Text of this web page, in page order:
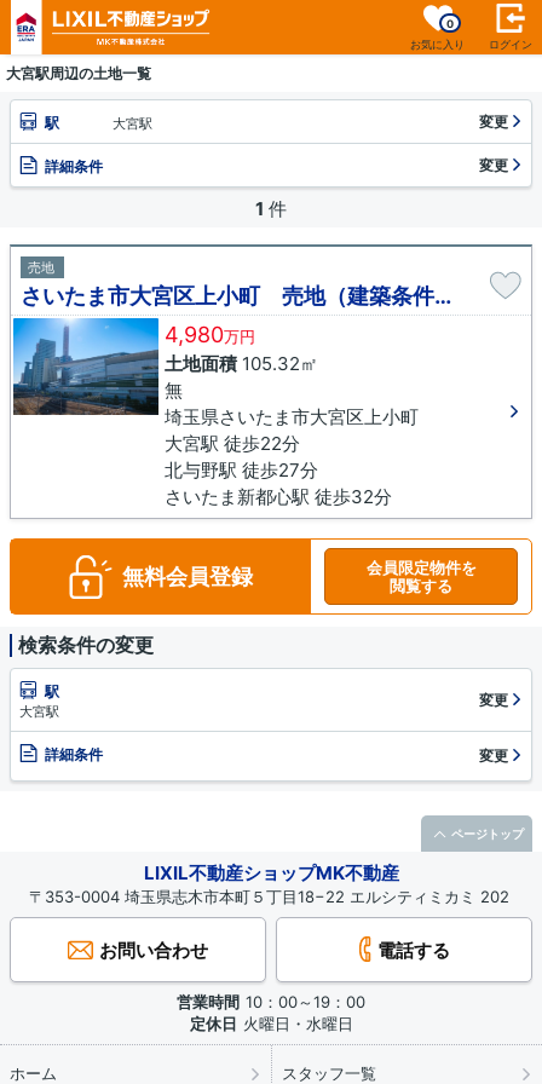
お気に入り
0
ログイン
大宮駅周辺の土地一覧
駅 大宮駅 変更
詳細条件 変更
1 件
売地
さいたま市大宮区上小町 売地（建築条件無し）
4,980万円
土地面積105.32㎡
無
埼玉県さいたま市大宮区上小町
大宮駅 徒歩22分
北与野駅 徒歩27分
さいたま新都心駅 徒歩32分
無料会員登録
会員限定物件を
閲覧する
検索条件の変更
駅
大宮駅
変更
詳細条件 変更
LIXIL不動産ショップMK不動産
〒353-0004 埼玉県志木市本町５丁目18−22 エルシティミカミ 202
お問い合わせ 電話する
営業時間 10：00～19：00
定休日 火曜日・水曜日
ホーム スタッフ一覧
ページトップ